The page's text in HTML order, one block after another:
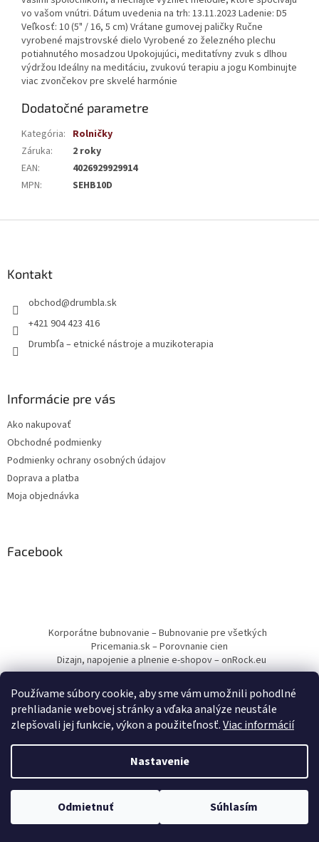
Používame súbory cookie, aby sme vám umožnili pohodlné
prehliadanie webovej stránky a vďaka analýze neustále
zlepšovali jej funkcie, výkon a použiteľnosť.Viac informácií
Nastavenie
Odmietnuť Súhlasím
vo vašom vnútri. Dátum uvedenia na trh: 13.11.2023 Ladenie: D5
Veľkosť: 10 (5" / 16, 5 cm) Vrátane gumovej paličky Ručne
vyrobené majstrovské dielo Vyrobené zo železného plechu
potiahnutého mosadzou Upokojujúci, meditatívny zvuk s dlhou
výdržou Ideálny na meditáciu, zvukovú terapiu a jogu Kombinujte
viac zvončekov pre skvelé harmónie
Dodatočné parametre
Kategória: Rolničky
Záruka:
2 roky
EAN:
4026929929914
MPN: SEHB10D
Kontakt
obchod@drumbla.sk
+421 904 423 416
Drumbľa – etnické nástroje a muzikoterapia
Informácie pre vás
Ako nakupovať
Obchodné podmienky
Podmienky ochrany osobných údajov
Doprava a platba
Moja objednávka
Facebook
Korporátne bubnovanie – Bubnovanie pre všetkých
Pricemania.sk – Porovnanie cien
Dizajn, napojenie a plnenie e-shopov – onRock.eu
Copyright 2026Drumbľa – Etnické nástroje a muzikoterapia.
Všetky práva vyhradené.
Upraviť nastavenie cookies